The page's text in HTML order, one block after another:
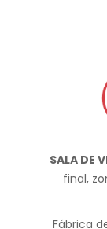
SALA DE
final,
Fábrica